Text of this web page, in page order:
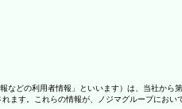
どの利用者情報」といいます）は、当社から
す。これらの情報が、ノジマグループにおい